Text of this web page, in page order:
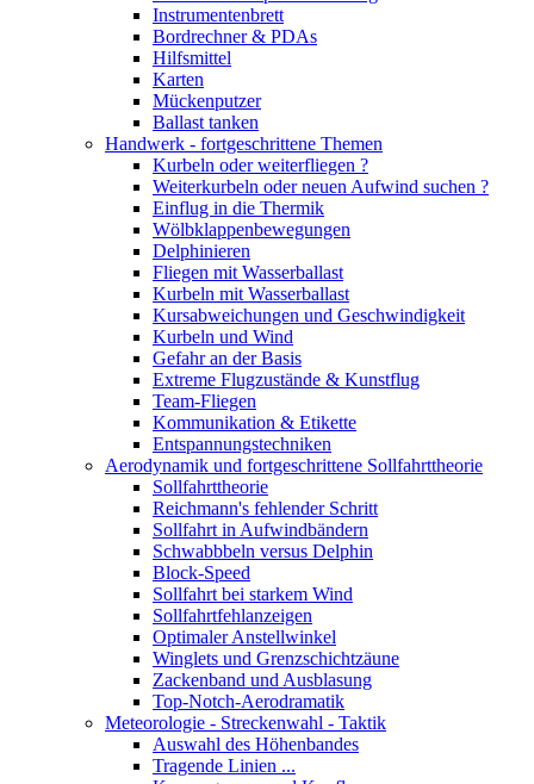
Instrumentenbrett
Bordrechner & PDAs
Hilfsmittel
Karten
Mückenputzer
Ballast tanken
Handwerk - fortgeschrittene Themen
Kurbeln oder weiterfliegen ?
Weiterkurbeln oder neuen Aufwind suchen ?
Einflug in die Thermik
Wölbklappenbewegungen
Delphinieren
Fliegen mit Wasserballast
Kurbeln mit Wasserballast
Kursabweichungen und Geschwindigkeit
Kurbeln und Wind
Gefahr an der Basis
Extreme Flugzustände & Kunstflug
Team-Fliegen
Kommunikation & Etikette
Entspannungstechniken
Aerodynamik und fortgeschrittene Sollfahrttheorie
Sollfahrttheorie
Reichmann's fehlender Schritt
Sollfahrt in Aufwindbändern
Schwabbbeln versus Delphin
Block-Speed
Sollfahrt bei starkem Wind
Sollfahrtfehlanzeigen
Optimaler Anstellwinkel
Winglets und Grenzschichtzäune
Zackenband und Ausblasung
Top-Notch-Aerodramatik
Meteorologie - Streckenwahl - Taktik
Auswahl des Höhenbandes
Tragende Linien ...